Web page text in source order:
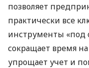
позволяет
практически все
инструменты «под
сокращает время
упрощает учет и